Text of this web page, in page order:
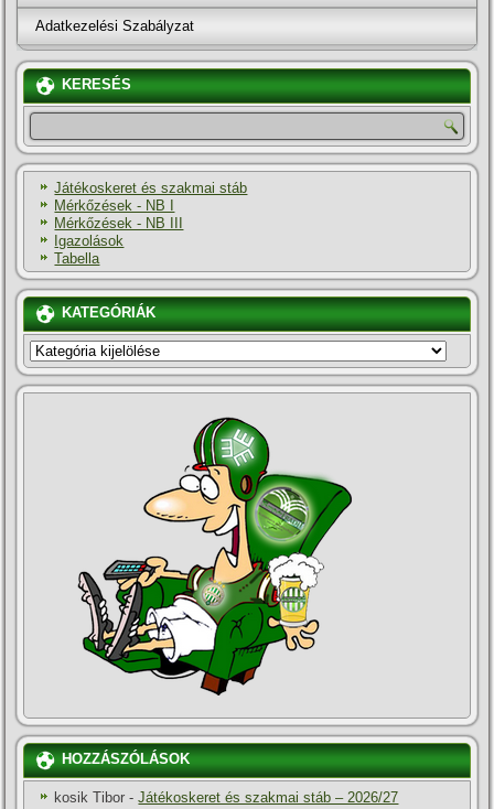
Adatkezelési Szabályzat
KERESÉS
Játékoskeret és szakmai stáb
Mérkőzések - NB I
Mérkőzések - NB III
Igazolások
Tabella
KATEGÓRIÁK
KATEGÓRIÁK
HOZZÁSZÓLÁSOK
kosik Tibor -Játékoskeret és szakmai stáb – 2026/27